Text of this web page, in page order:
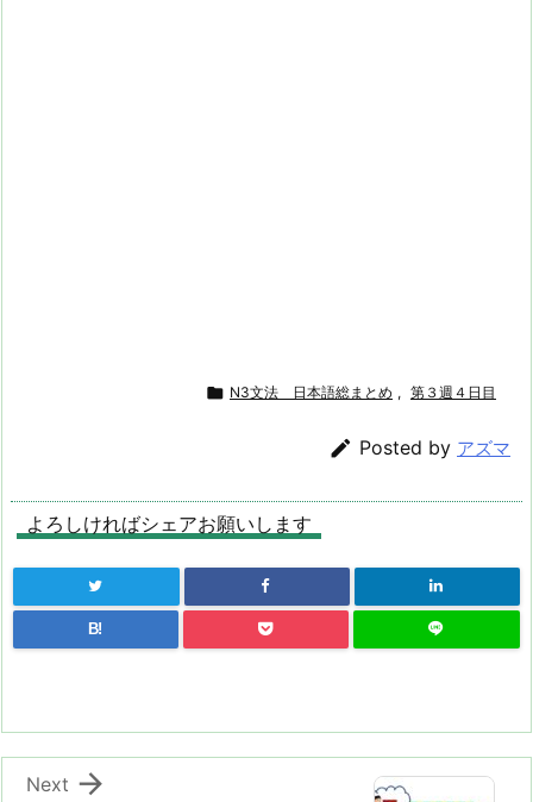
 N3文法 日本語総まとめ , 第３週４日目
 Posted by アズマ
よろしければシェアお願いします
B!

Next